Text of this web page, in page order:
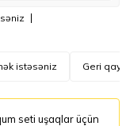
istəsəniz Geri
seti uşaqlar üçün